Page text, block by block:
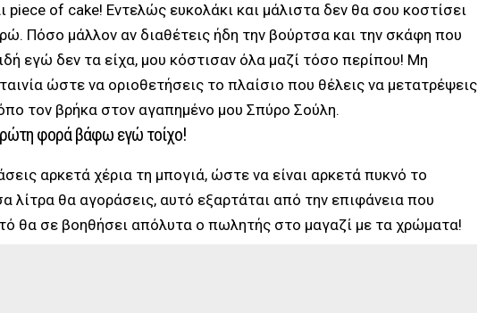
piece of cake! Εντελώς ευκολάκι και μάλιστα δεν θα σου κοστίσει
Πόσο μάλλον αν διαθέτεις ήδη την βούρτσα και την σκάφη που
εγώ δεν τα είχα, μου κόστισαν όλα μαζί τόσο περίπου! Μη
ώστε να οριοθετήσεις το πλαίσιο που θέλεις να μετατρέψεις
τον βρήκα στον αγαπημένο μου Σπύρο Σούλη.
φορά βάφω εγώ τοίχο!
αρκετά χέρια τη μπογιά, ώστε να είναι αρκετά πυκνό το
λίτρα θα αγοράσεις, αυτό εξαρτάται από την επιφάνεια που
θα σε βοηθήσει απόλυτα ο πωλητής στο μαγαζί με τα χρώματα!